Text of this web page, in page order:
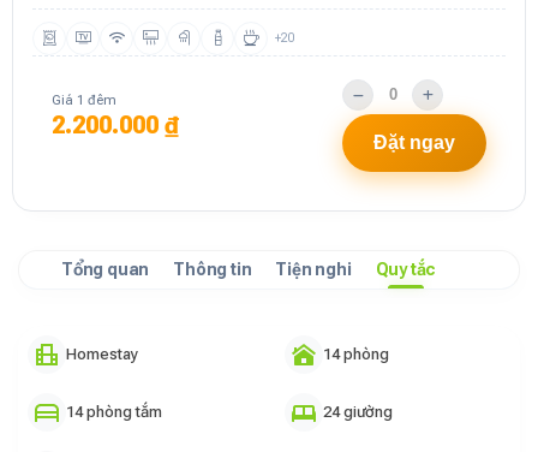
+20
Giá 1 đêm
2.200.000 ₫
Đặt ngay
Tổng quan Thông tin Tiện nghi Quy tắc
Homestay 14 phòng
14 phòng tắm 24 giường